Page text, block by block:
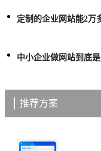
定制的企业网站能2万
中小企业做网站到底
推荐方案